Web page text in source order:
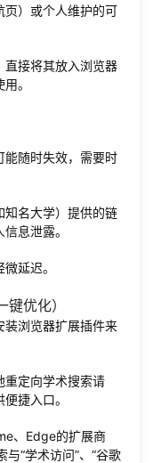
页）或个人维护的可
直接将其放入浏览器
。
能随时失效，需要时
知名大学）提供的链
息泄露。
延迟。
优化）
装浏览器扩展插件来
重定向学术搜索请
捷入口。
、Edge的扩展商
“学术访问”、“谷歌